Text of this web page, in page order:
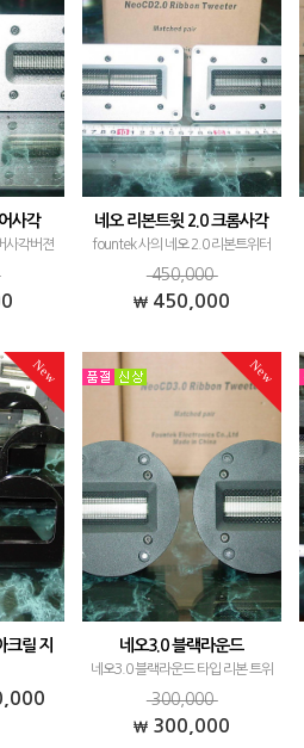
사각
사각버젼
필라 작업
에 사각버
잘 어우
네오 리본트윗 2.0 크롬사각
fountek 사의 네오 2.0 리본트위터
입니다. 가장 리본트위터 다운 트위
터이지만, 차량에 장착난이도가 있
니다. 고역대 특유의 높은 선명도와
해상력…
450,000
450,000
New
크릴 지
크릴 지
New
네오3.0 블랙라운드
네오3.0 블랙라운드 타입 리본 트위
터입니다. 네오1.0 리본 시리즈와 더
불어 꾸준히 판매되고 있는 제품입니
300,000
300,000